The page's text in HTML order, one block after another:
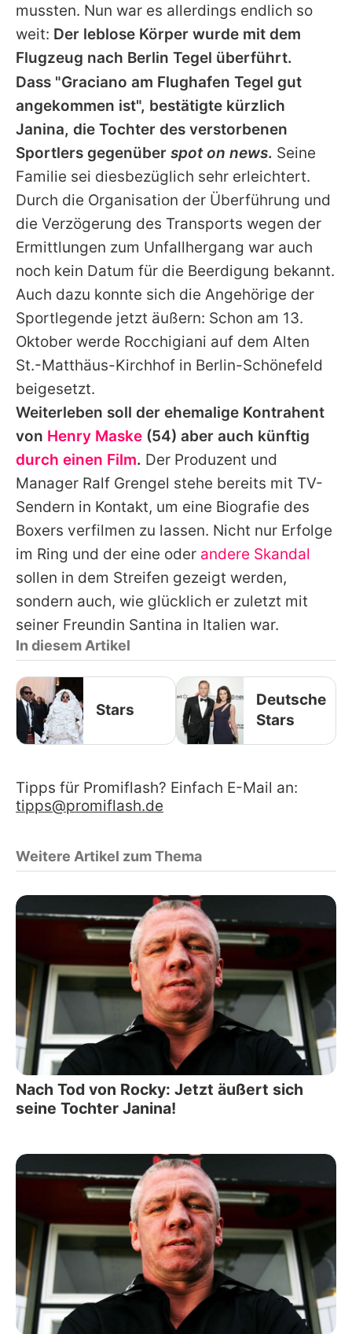
mussten. Nun war es allerdings endlich so
weit: Der leblose Körper wurde mit dem
Flugzeug nach Berlin Tegel überführt.
Dass "Graciano am Flughafen Tegel gut
angekommen ist", bestätigte kürzlich
Janina, die Tochter des verstorbenen
Sportlers gegenüber spot on news. Seine
Familie sei diesbezüglich sehr erleichtert.
Durch die Organisation der Überführung und
die Verzögerung des Transports wegen der
Ermittlungen zum Unfallhergang war auch
noch kein Datum für die Beerdigung bekannt.
Auch dazu konnte sich die Angehörige der
Sportlegende jetzt äußern: Schon am 13.
Oktober werde Rocchigiani auf dem Alten
St.-Matthäus-Kirchhof in Berlin-Schönefeld
beigesetzt.
Weiterleben soll der ehemalige Kontrahent
von Henry Maske (54) aber auch künftig
durch einen Film. Der Produzent und
Manager Ralf Grengel stehe bereits mit TV-
Sendern in Kontakt, um eine Biografie des
Boxers verfilmen zu lassen. Nicht nur Erfolge
im Ring und der eine oder andere Skandal
sollen in dem Streifen gezeigt werden,
sondern auch, wie glücklich er zuletzt mit
seiner Freundin Santina in Italien war.
In diesem Artikel
Stars
Deutsche
Stars
Tipps für Promiflash? Einfach E-Mail an:
tipps@promiflash.de
Weitere Artikel zum Thema
Nach Tod von Rocky: Jetzt äußert sich
seine Tochter Janina!